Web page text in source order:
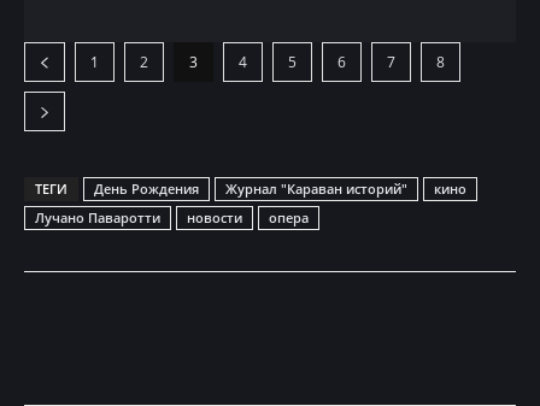
1 2 3 4 5 6 7 8
ТЕГИ День Рождения Журнал "Караван историй"
кино
Лучано Паваротти
новости опера